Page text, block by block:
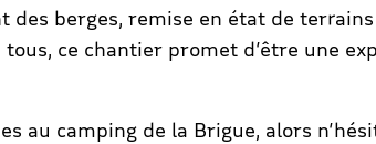
des berges, remise en état de
ce chantier promet d’être une
au camping de la Brigue, alors